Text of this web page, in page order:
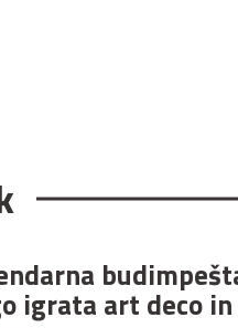
igrata art deco